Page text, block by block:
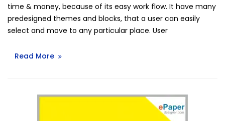
time & money, because of its easy work flow. It have many
predesigned themes and blocks, that a user can easily
select and move to any particular place. User
Read More